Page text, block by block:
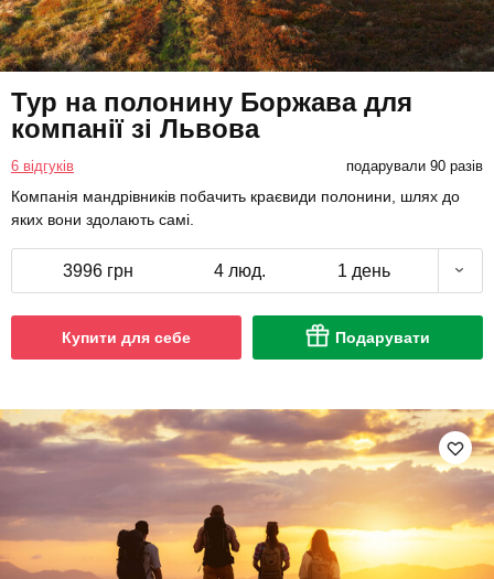
Тур на полонину Боржава для
компанії зі Львова
6 відгуків подарували 90 разів
Компанія мандрівників побачить краєвиди полонини, шлях до
яких вони здолають самі.
3996 грн 4 люд. 1 день
Купити для себе Подарувати